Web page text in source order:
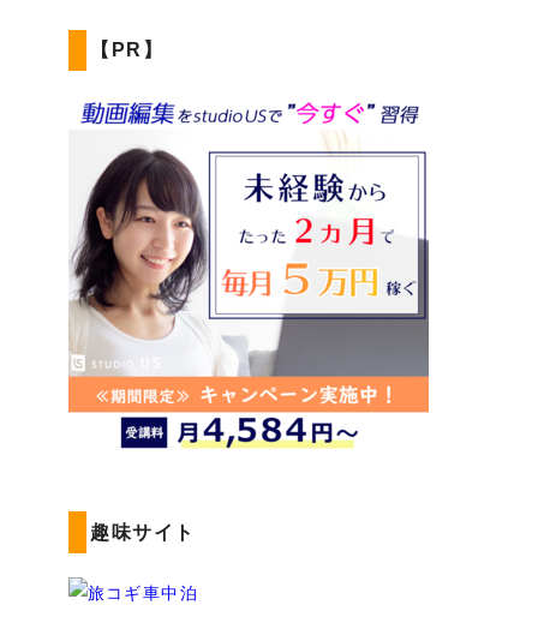
【PR】
趣味サイト